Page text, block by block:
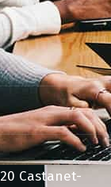
Castanet-